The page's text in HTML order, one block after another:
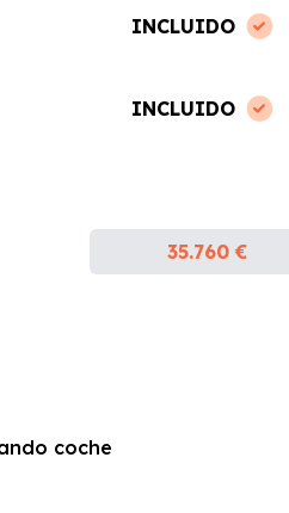
INCLUIDO
INCLUIDO
35.760 €